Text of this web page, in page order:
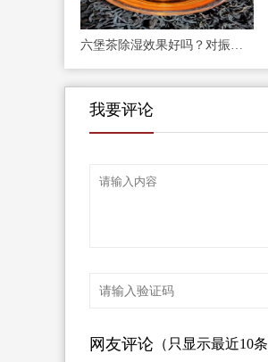
六堡茶除湿效果好吗？对振阳气祛湿邪有很大帮
我要评论
网友评论（只显示最近10条